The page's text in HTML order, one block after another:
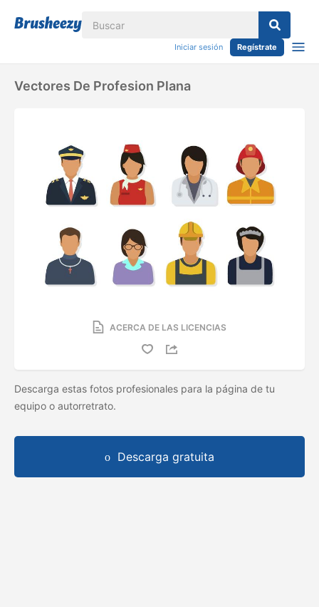
Iniciar sesión Regístrate
Vectores De Profesion Plana
ACERCA DE LAS LICENCIAS
Descarga estas fotos profesionales para la página de tu
equipo o autorretrato.
Descarga gratuita